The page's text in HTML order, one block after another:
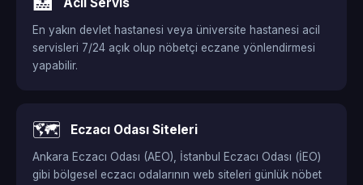
En yakın devlet hastanesi veya üniversite hastanesi acil
servisleri 7/24 açık olup nöbetçi eczane yönlendirmesi
yapabilir.
🗺️ Eczacı Odası Siteleri
Ankara Eczacı Odası (AEO), İstanbul Eczacı Odası (İEO)
gibi bölgesel eczacı odalarının web siteleri günlük nöbet